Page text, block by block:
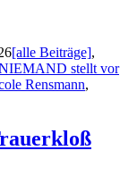
[alle Beiträge],
stellt vor
Rensmann,